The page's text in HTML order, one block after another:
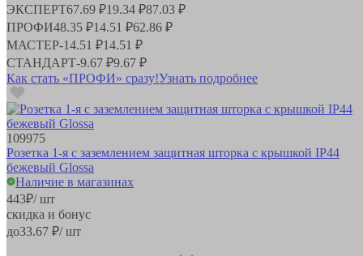
ЭКСПЕРТ67.69 ₽19.34 ₽87.03 ₽
ПРОФИ48.35 ₽14.51 ₽62.86 ₽
МАСТЕР-14.51 ₽14.51 ₽
СТАНДАРТ-9.67 ₽9.67 ₽
Как стать «ПРОФИ» сразу!Узнать подробнее
109975
Розетка 1-я с заземлением защитная шторка с крышкой IP44
бежевый Glossa
Наличие в магазинах
443₽/ шт
скидка и бонус
до33.67 ₽/ шт